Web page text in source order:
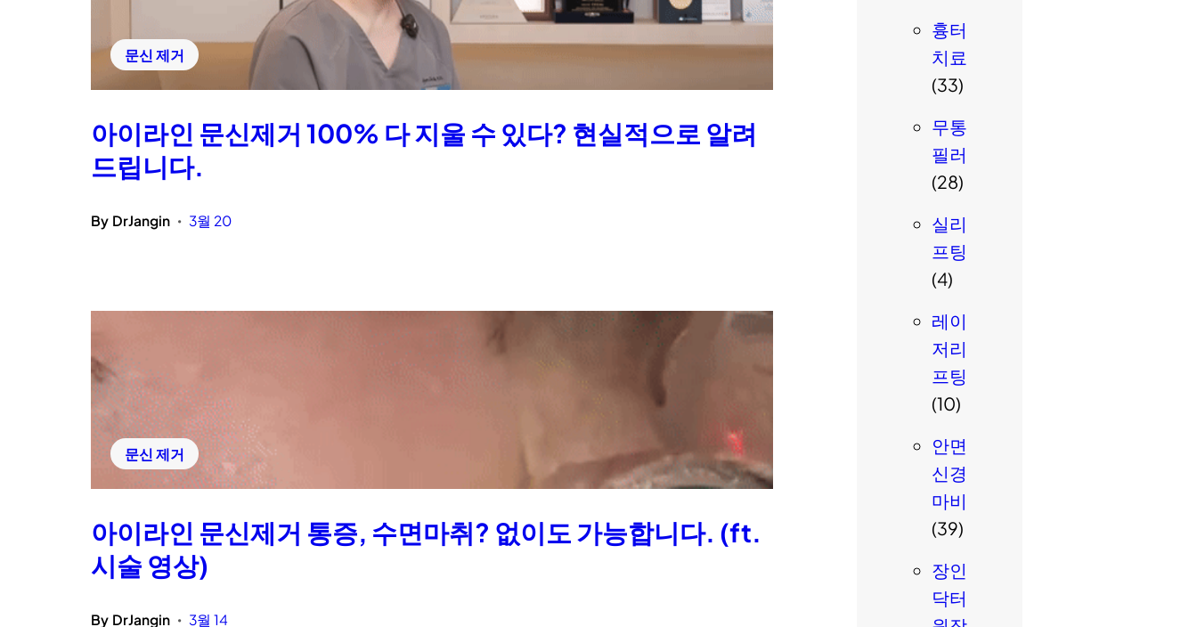
문신 제거
아이라인 문신제거 100% 다 지울 수 있다? 현실적으로 알려
드립니다.
By DrJangin • 3월 20
문신 제거
아이라인 문신제거 통증, 수면마취? 없이도 가능합니다. (ft.
시술 영상)
By DrJangin • 3월 14
흉터
치료
(33)
무통
필러
(28)
실리
프팅
(4)
레이
저리
프팅
(10)
안면
신경
마비
(39)
장인
닥터